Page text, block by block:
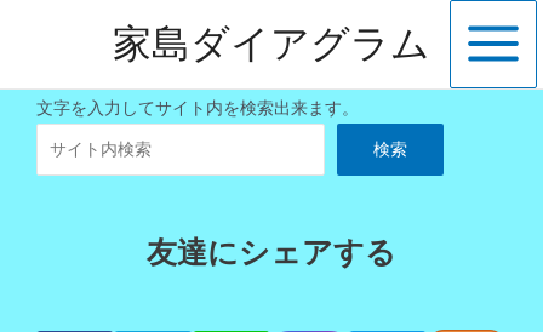
家島ダイアグラム
Main
文字を入力してサイト内を検索出来ます。
検索
友達にシェアする